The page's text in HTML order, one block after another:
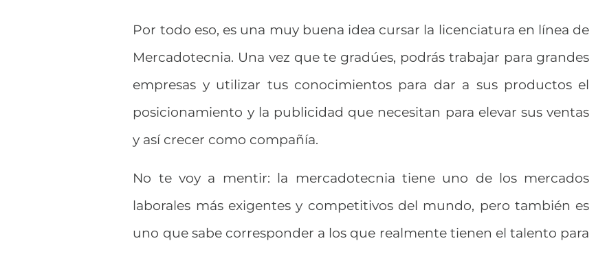
Por todo eso, es una muy buena idea cursar la licenciatura en línea de
Mercadotecnia. Una vez que te gradúes, podrás trabajar para grandes
empresas y utilizar tus conocimientos para dar a sus productos el
posicionamiento y la publicidad que necesitan para elevar sus ventas
y así crecer como compañía.
No te voy a mentir: la mercadotecnia tiene uno de los mercados
laborales más exigentes y competitivos del mundo, pero también es
uno que sabe corresponder a los que realmente tienen el talento para